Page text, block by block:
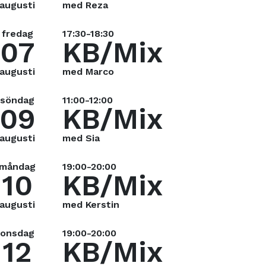
augusti med Reza
fredag
07
augusti
17:30-18:30
KB/Mix
med Marco
söndag
augusti
11:00-12:00
KB/Mix
med Sia
10
augusti
19:00-20:00
KB/Mix
med Kerstin
onsdag
12
19:00-20:00
KB/Mix